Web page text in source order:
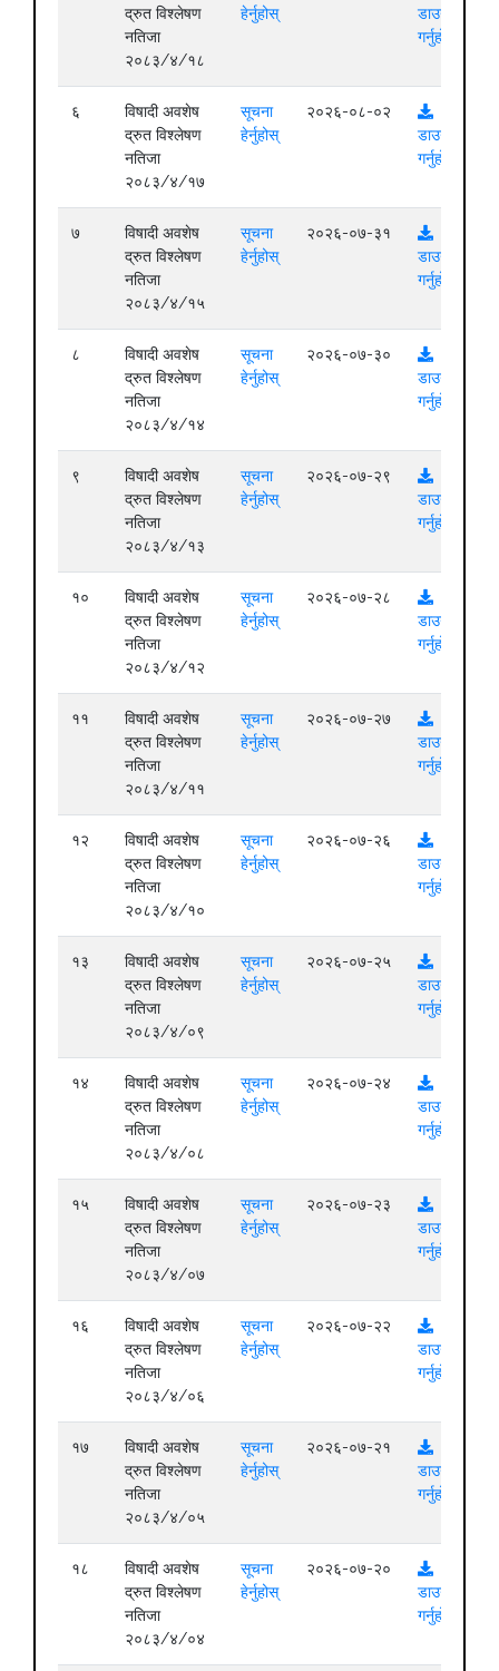
द्रुत विश्लेषण
नतिजा
२०८३/४/१८
हेर्नुहोस्
डाउनलोड
गर्नुहोस्
६
विषादी अवशेष
द्रुत विश्लेषण
नतिजा
२०८३/४/१७
सूचना
हेर्नुहोस्
२०२६-०८-०२
डाउनलोड
गर्नुहोस्
७
विषादी अवशेष
द्रुत विश्लेषण
नतिजा
२०८३/४/१५
सूचना
हेर्नुहोस्
२०२६-०७-३१
डाउनलोड
गर्नुहोस्
८
विषादी अवशेष
द्रुत विश्लेषण
नतिजा
२०८३/४/१४
सूचना
हेर्नुहोस्
२०२६-०७-३०
डाउनलोड
गर्नुहोस्
९
विषादी अवशेष
द्रुत विश्लेषण
नतिजा
२०८३/४/१३
सूचना
हेर्नुहोस्
२०२६-०७-२९
डाउनलोड
गर्नुहोस्
१०
विषादी अवशेष
द्रुत विश्लेषण
नतिजा
२०८३/४/१२
सूचना
हेर्नुहोस्
२०२६-०७-२८
डाउनलोड
गर्नुहोस्
११
विषादी अवशेष
द्रुत विश्लेषण
नतिजा
२०८३/४/११
सूचना
हेर्नुहोस्
२०२६-०७-२७
डाउनलोड
गर्नुहोस्
१२
विषादी अवशेष
द्रुत विश्लेषण
नतिजा
२०८३/४/१०
सूचना
हेर्नुहोस्
२०२६-०७-२६
डाउनलोड
गर्नुहोस्
१३
विषादी अवशेष
द्रुत विश्लेषण
नतिजा
२०८३/४/०९
सूचना
हेर्नुहोस्
२०२६-०७-२५
डाउनलोड
गर्नुहोस्
१४
विषादी अवशेष
द्रुत विश्लेषण
नतिजा
२०८३/४/०८
सूचना
हेर्नुहोस्
२०२६-०७-२४
डाउनलोड
गर्नुहोस्
१५
विषादी अवशेष
द्रुत विश्लेषण
नतिजा
२०८३/४/०७
सूचना
हेर्नुहोस्
२०२६-०७-२३
डाउनलोड
गर्नुहोस्
१६
विषादी अवशेष
द्रुत विश्लेषण
नतिजा
२०८३/४/०६
सूचना
हेर्नुहोस्
२०२६-०७-२२
डाउनलोड
गर्नुहोस्
१७
विषादी अवशेष
द्रुत विश्लेषण
नतिजा
२०८३/४/०५
सूचना
हेर्नुहोस्
२०२६-०७-२१
डाउनलोड
गर्नुहोस्
१८
विषादी अवशेष
द्रुत विश्लेषण
नतिजा
२०८३/४/०४
सूचना
हेर्नुहोस्
२०२६-०७-२०
डाउनलोड
गर्नुहोस्